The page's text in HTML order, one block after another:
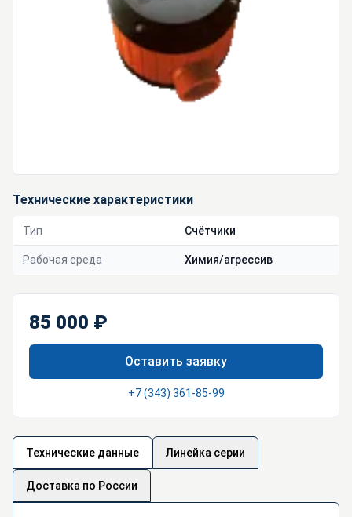
Технические характеристики
Тип Счётчики
Рабочая среда Химия/агрессив
85 000 ₽
Оставить заявку
+7 (343) 361-85-99
Технические данные Линейка серии
Доставка по России